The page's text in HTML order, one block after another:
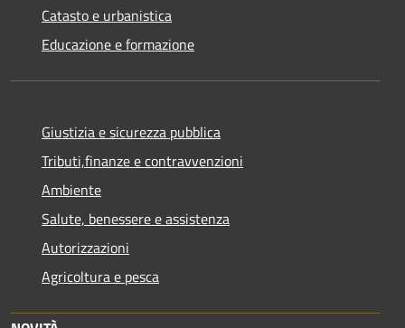
Catasto e urbanistica
Educazione e formazione
Giustizia e sicurezza pubblica
Tributi,finanze e contravvenzioni
Ambiente
Salute, benessere e assistenza
Autorizzazioni
Agricoltura e pesca